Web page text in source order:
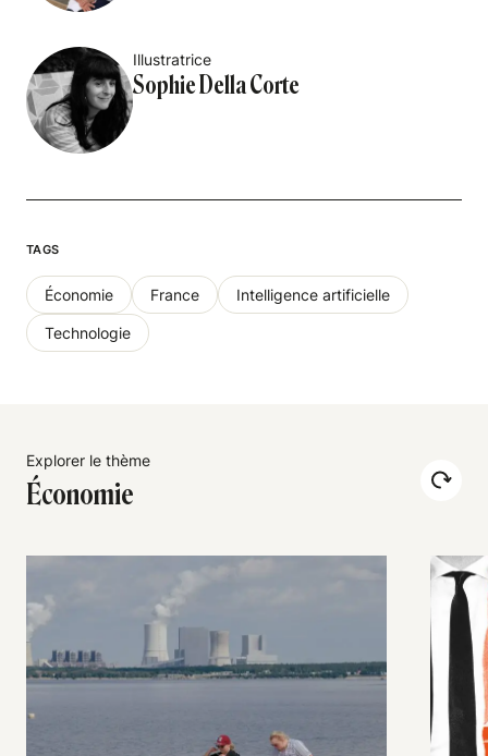
Illustratrice
Sophie Della Corte
TAGS
Économie France Intelligence artificielle
Technologie
Explorer le thème
Économie